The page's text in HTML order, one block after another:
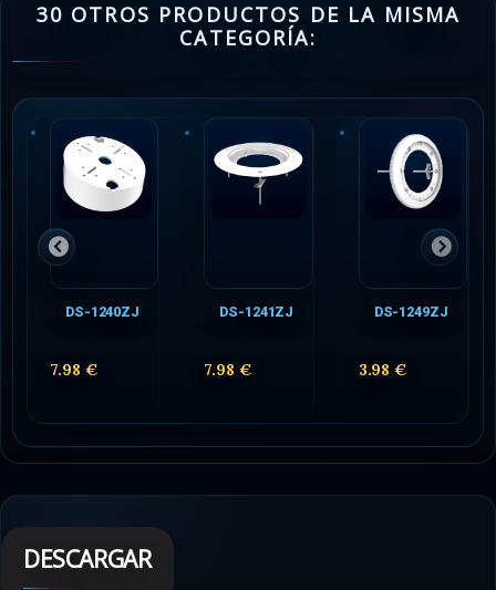
30 OTROS PRODUCTOS DE LA MISMA
CATEGORÍA:
DS-1240ZJ
7.98 €
DS-1241ZJ
7.98 €
DS-1249ZJ
3.98 €
DESCARGAR